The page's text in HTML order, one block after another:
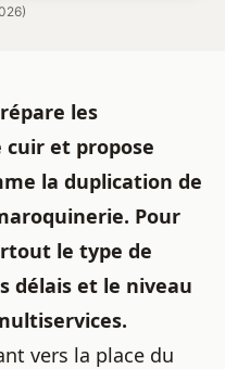
les
et propose
la duplication de
Pour
le type de
délais et le niveau
vers la place du